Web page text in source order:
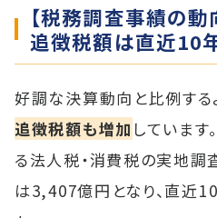
【税務調査事績の動
追徴税額は直近10
好調な決算動向と比例する
追徴税額も増加 していま
る法人税・消費税の実地調
は3,407億円となり、直近